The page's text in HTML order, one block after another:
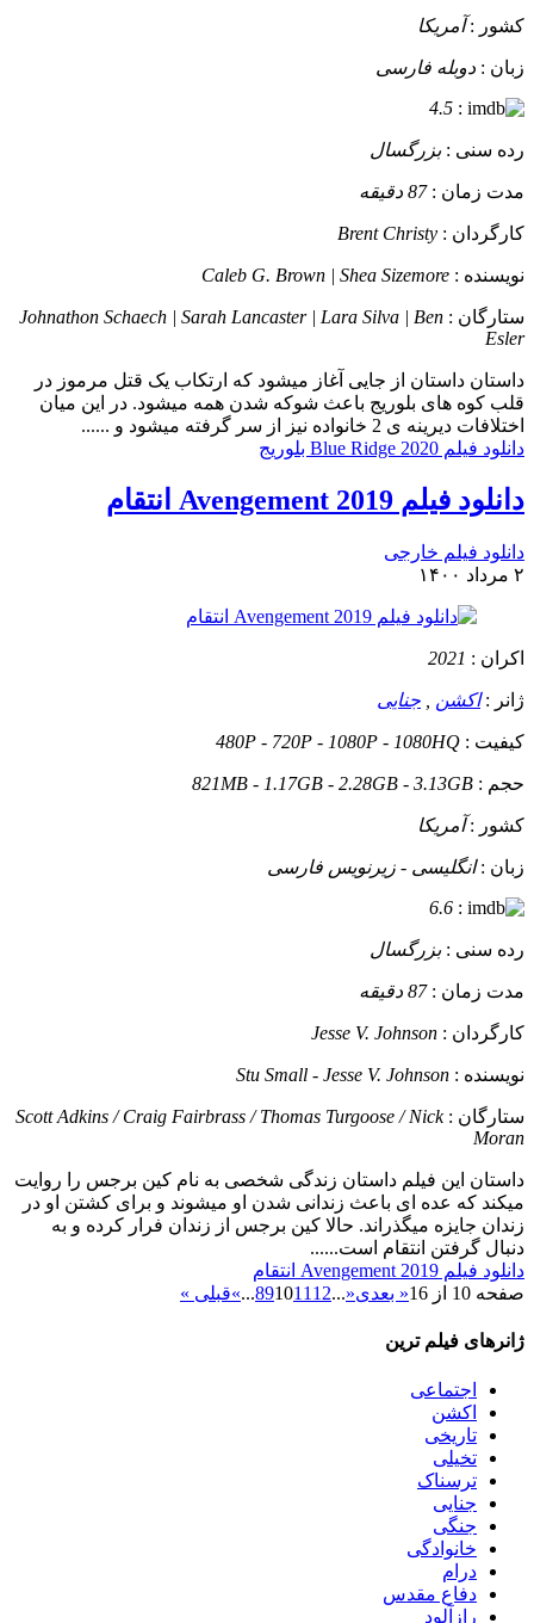
کشور :آمریکا
زبان : دوبله فارسی
:
4.5
رده سنی :بزرگسال
مدت زمان :87 دقیقه
کارگردان : Brent Christy
نویسنده : Caleb G. Brown | Shea Sizemore
ستارگان : Johnathon Schaech | Sarah Lancaster | Lara Silva | Ben
Esler
داستان داستان از جایی آغاز میشود که ارتکاب یک قتل مرموز در
قلب کوه های بلوریج باعث شوکه شدن همه میشود. در این میان
اختلافات دیرینه ی 2 خانواده نیز از سر گرفته میشود و ......
دانلود فیلم Blue Ridge 2020 بلوریج
دانلود فیلم Avengement 2019 انتقام
دانلود فیلم خارجی
۲ مرداد ۱۴۰۰
اکران : 2021
ژانر :اکشن جنایی
کیفیت : 480P - 720P - 1080P - 1080HQ
حجم : 821MB - 1.17GB - 2.28GB - 3.13GB
کشور :آمریکا
زبان :انگلیسی - زیرنویس فارسی
:
6.6
رده سنی :بزرگسال
مدت زمان :87 دقیقه
کارگردان : Jesse V. Johnson
نویسنده : Stu Small - Jesse V. Johnson
ستارگان :Scott Adkins / Craig Fairbrass / Thomas Turgoose / Nick
Moran
داستان این فیلم داستان زندگی شخصی به نام کین برجس را روایت
میکند که عده ای باعث زندانی شدن او میشوند و برای کشتن او در
زندان جایزه میگذراند. حالا کین برجس از زندان فرار کرده و به
دنبال گرفتن انتقام است......
دانلود فیلم Avengement 2019 انتقام
صفحه 10 از 16
« بعدی«
...
891011 12
...
»قبلی »
ژانرهای فیلم ترین
اجتماعی
اکشن
تاریخی
تخیلی
ترسناک
جنایی
جنگی
خانوادگی
درام
دفاع مقدس
رازآلود